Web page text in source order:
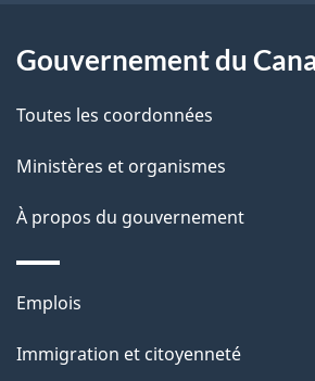
site
Gouvernement du
Toutes les coordonnées
Ministères et organismes
À propos du gouvernement
Thèmes
sujets
Emplois
Immigration et citoyenneté